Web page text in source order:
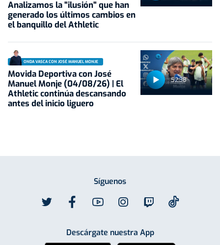
Analizamos la "ilusión" que han
generado los últimos cambios en
el banquillo del Athletic
52:38
ONDA VASCA CON JOSÉ MANUEL MONJE
Movida Deportiva con José
Manuel Monje (04/08/26) | El
Athletic continúa descansando
antes del inicio liguero
Síguenos
Descárgate nuestra App